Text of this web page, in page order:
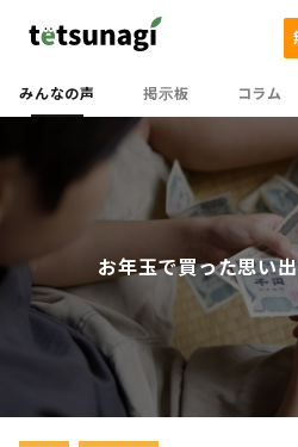
みんなの声 掲示板 コラム
お年玉で買った思い